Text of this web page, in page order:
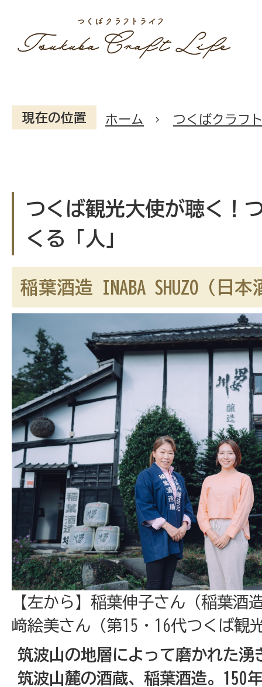
現在の位置 ホーム つくばクラフ
葉
酒
造
INABA
SHUZO
つくば観光大使が聴く！
くる「人」
稲葉酒造 INABA SHUZO（日本
【左から】稲葉伸子さん（稲葉酒
﨑絵美さん（第15・16代つくば観
筑波山の地層によって磨かれた湧
筑波山麓の酒蔵、稲葉酒造。150